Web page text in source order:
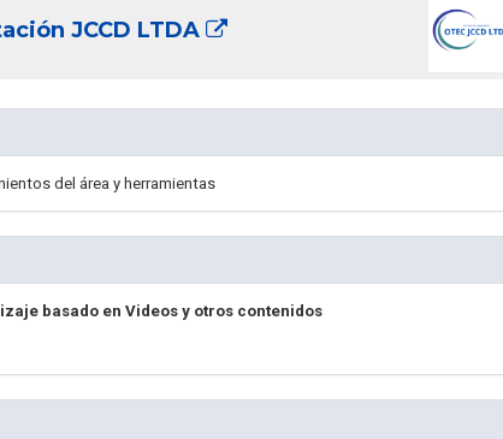
JCCD LTDA
del área y herramientas
basado en Videos y otros contenidos